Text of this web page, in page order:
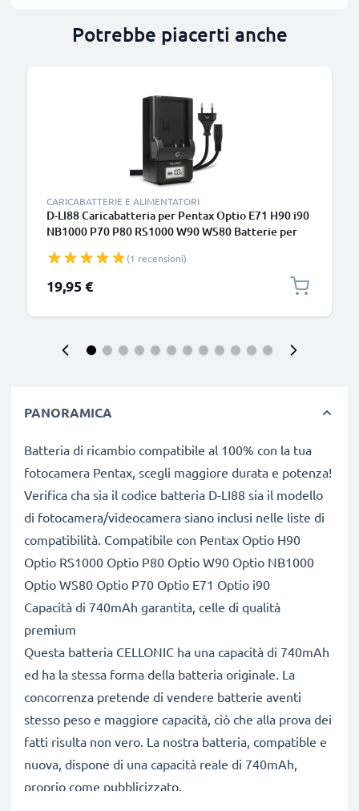
Potrebbe piacerti anche
CARICABATTERIE E ALIMENTATORI
D-LI88 Caricabatteria per Pentax Optio E71 H90 i90
NB1000 P70 P80 RS1000 W90 WS80 Batterie per
(1 recensioni)
19,95 €
PANORAMICA
Batteria di ricambio compatibile al 100% con la tua
fotocamera Pentax, scegli maggiore durata e potenza!
Verifica cha sia il codice batteria D-LI88 sia il modello
di fotocamera/videocamera siano inclusi nelle liste di
compatibilità. Compatibile con Pentax Optio H90
Optio RS1000 Optio P80 Optio W90 Optio NB1000
Optio WS80 Optio P70 Optio E71 Optio i90
Capacità di 740mAh garantita, celle di qualità
premium
Questa batteria CELLONIC ha una capacità di 740mAh
ed ha la stessa forma della batteria originale. La
concorrenza pretende di vendere batterie aventi
stesso peso e maggiore capacità, ciò che alla prova dei
fatti risulta non vero. La nostra batteria, compatible e
nuova, dispone di una capacità reale di 740mAh,
proprio come pubblicizzato.